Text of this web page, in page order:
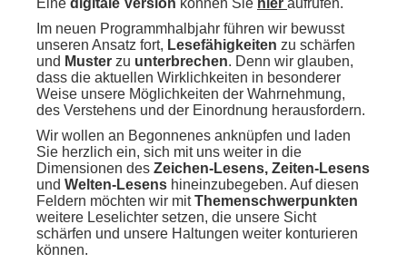
Eine digitale Version können Sie hier aufrufen.
Im neuen Programmhalbjahr führen wir bewusst
unseren Ansatz fort, Lesefähigkeiten zu schärfen
und Muster zu unterbrechen. Denn wir glauben,
dass die aktuellen Wirklichkeiten in besonderer
Weise unsere Möglichkeiten der Wahrnehmung,
des Verstehens und der Einordnung herausfordern.
Wir wollen an Begonnenes anknüpfen und laden
Sie herzlich ein, sich mit uns weiter in die
Dimensionen des Zeichen-Lesens, Zeiten-Lesens
und Welten-Lesens hineinzubegeben. Auf diesen
Feldern möchten wir mitThemenschwerpunkten
weitere Leselichter setzen, die unsere Sicht
schärfen und unsere Haltungen weiter konturieren
können.